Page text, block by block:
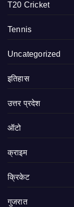
T20 Cricket
Tennis
Uncategorized
इतिहास
उत्तर प्रदेश
ऑटो
क्राइम
क्रिकेट
गुजरात